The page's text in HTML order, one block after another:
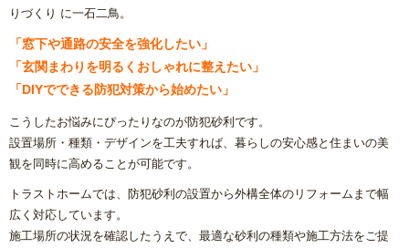
りづくり に一石二鳥。
「窓下や通路の安全を強化したい」
「玄関まわりを明るくおしゃれに整えたい」
「DIYでできる防犯対策から始めたい」
こうしたお悩みにぴったりなのが防犯砂利です。
設置場所・種類・デザインを工夫すれば、暮らしの安心感と住まいの美
観を同時に高めることが可能です。
トラストホームでは、防犯砂利の設置から外構全体のリフォームまで幅
広く対応しています。
施工場所の状況を確認したうえで、最適な砂利の種類や施工方法をご提